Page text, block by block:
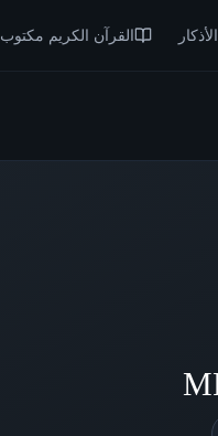
الأذكار القرآن الكريم مكتوب